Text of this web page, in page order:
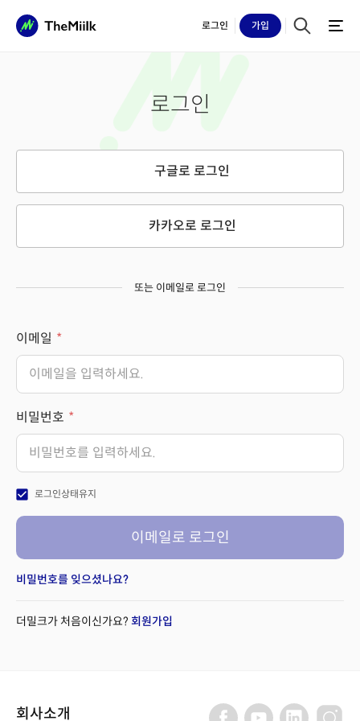
로그인 가입
로그인
구글로 로그인
카카오로 로그인
또는 이메일로 로그인
이메일
비밀번호
check_box 로그인상태유지
이메일로 로그인
비밀번호를 잊으셨나요?
더밀크가 처음이신가요? 회원가입
회사소개